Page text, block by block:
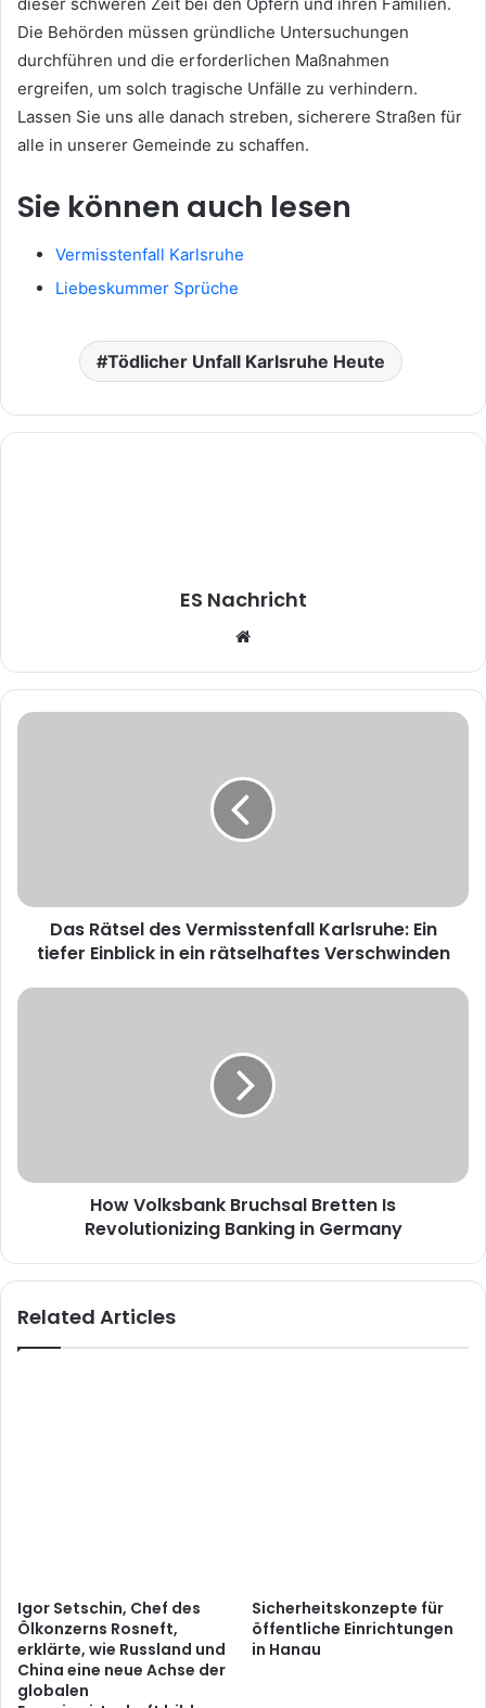
Die Behörden müssen gründliche Untersuchungen
durchführen und die erforderlichen Maßnahmen
ergreifen, um solch tragische Unfälle zu verhindern.
Lassen Sie uns alle danach streben, sicherere Straßen für
alle in unserer Gemeinde zu schaffen.
Sie können auch lesen
Vermisstenfall Karlsruhe
Liebeskummer Sprüche
Tödlicher Unfall Karlsruhe Heute
ES Nachricht
Website
Das Rätsel des Vermisstenfall Karlsruhe: Ein
tiefer Einblick in ein rätselhaftes Verschwinden
How Volksbank Bruchsal Bretten Is
Revolutionizing Banking in Germany
Related Articles
Igor Setschin, Chef des
Ölkonzerns Rosneft,
erklärte, wie Russland und
China eine neue Achse der
globalen
Sicherheitskonzepte für
öffentliche Einrichtungen
in Hanau